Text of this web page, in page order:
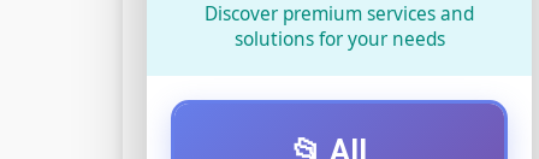
Discover premium services and
solutions for your needs
📂 All